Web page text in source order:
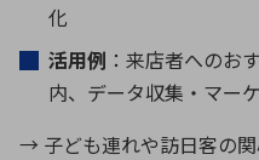
化
活用例 ：来店者へのお
内、データ収集・マー
→ 子ども連れや訪日客の